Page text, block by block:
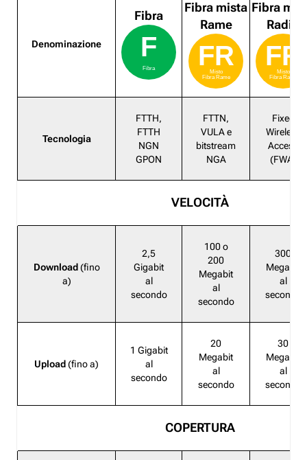
Denominazione
Fibra
F
Fibra
Fibra mista
Rame
FR
Misto
Fibra Rame
Fibra
Radio
FR
Misto
Fibra Radio
Tecnologia
FTTH,
FTTH
NGN
GPON
FTTN,
VULA e
bitstream
NGA
Fixed
Wireless
Access
(FWA)
VELOCITÀ
Download(fino
a)
2,5
Gigabit
al
secondo
100 o
200
Megabit
al
secondo
300
Megabit
al
secondo
Upload(fino a)
1 Gigabit
al
secondo
20
Megabit
al
secondo
30
Megabit
al
secondo
COPERTURA